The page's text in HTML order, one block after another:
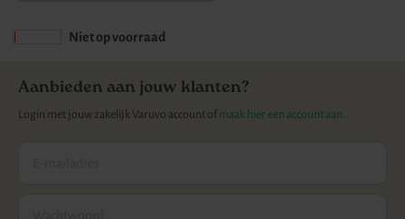
Niet op voorraad
Aanbieden aan jouw klanten?
Login met jouw zakelijk Varuvo account of maak hier een account aan.